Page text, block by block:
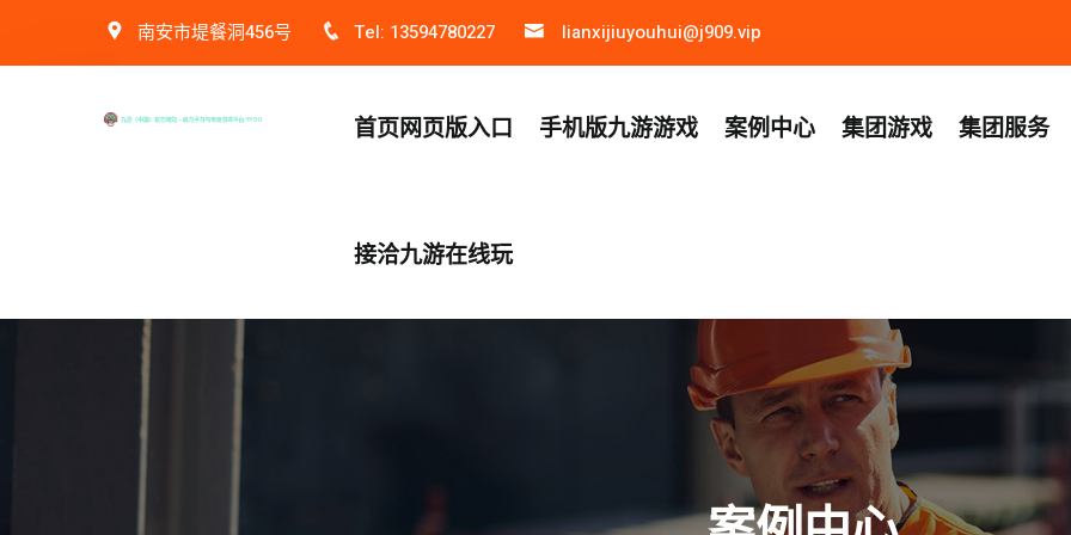
南安市堤餐洞456号 Tel: 13594780227 lianxijiuyouhui@j909.vip
首页网页版入口 手机版九游游戏 案例中心 集团游戏 集团服务
接洽九游在线玩